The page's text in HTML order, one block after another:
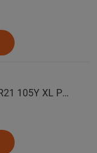
COMFORSER Автошина 265/40 ZR21 105Y XL PURESPEED лето